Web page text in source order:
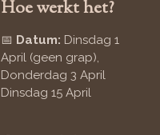
Hoe werkt het?
📅 Datum: Dinsdag 1
April (geen grap),
Donderdag 3 April
Dinsdag 15 April